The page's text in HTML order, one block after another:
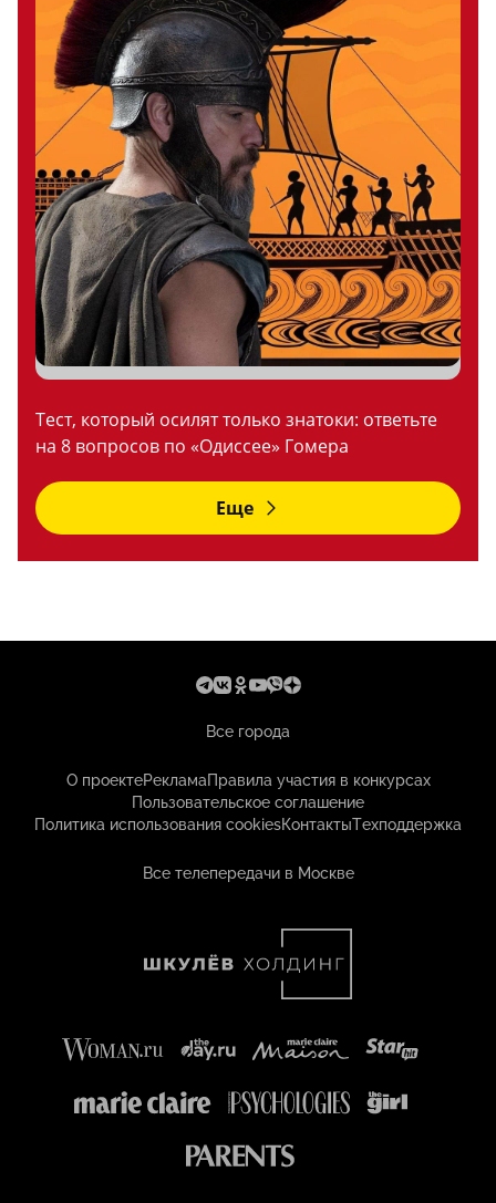
Тест, который осилят только знатоки: ответьте
на 8 вопросов по «Одиссее» Гомера
Еще
Все города
О проектеРекламаПравила участия в конкурсах
Пользовательское соглашение
Политика использования cookiesКонтактыТехподдержка
Все телепередачи в Москве